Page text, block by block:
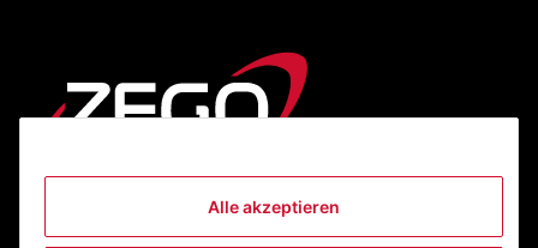
Alle akzeptieren
Informationen